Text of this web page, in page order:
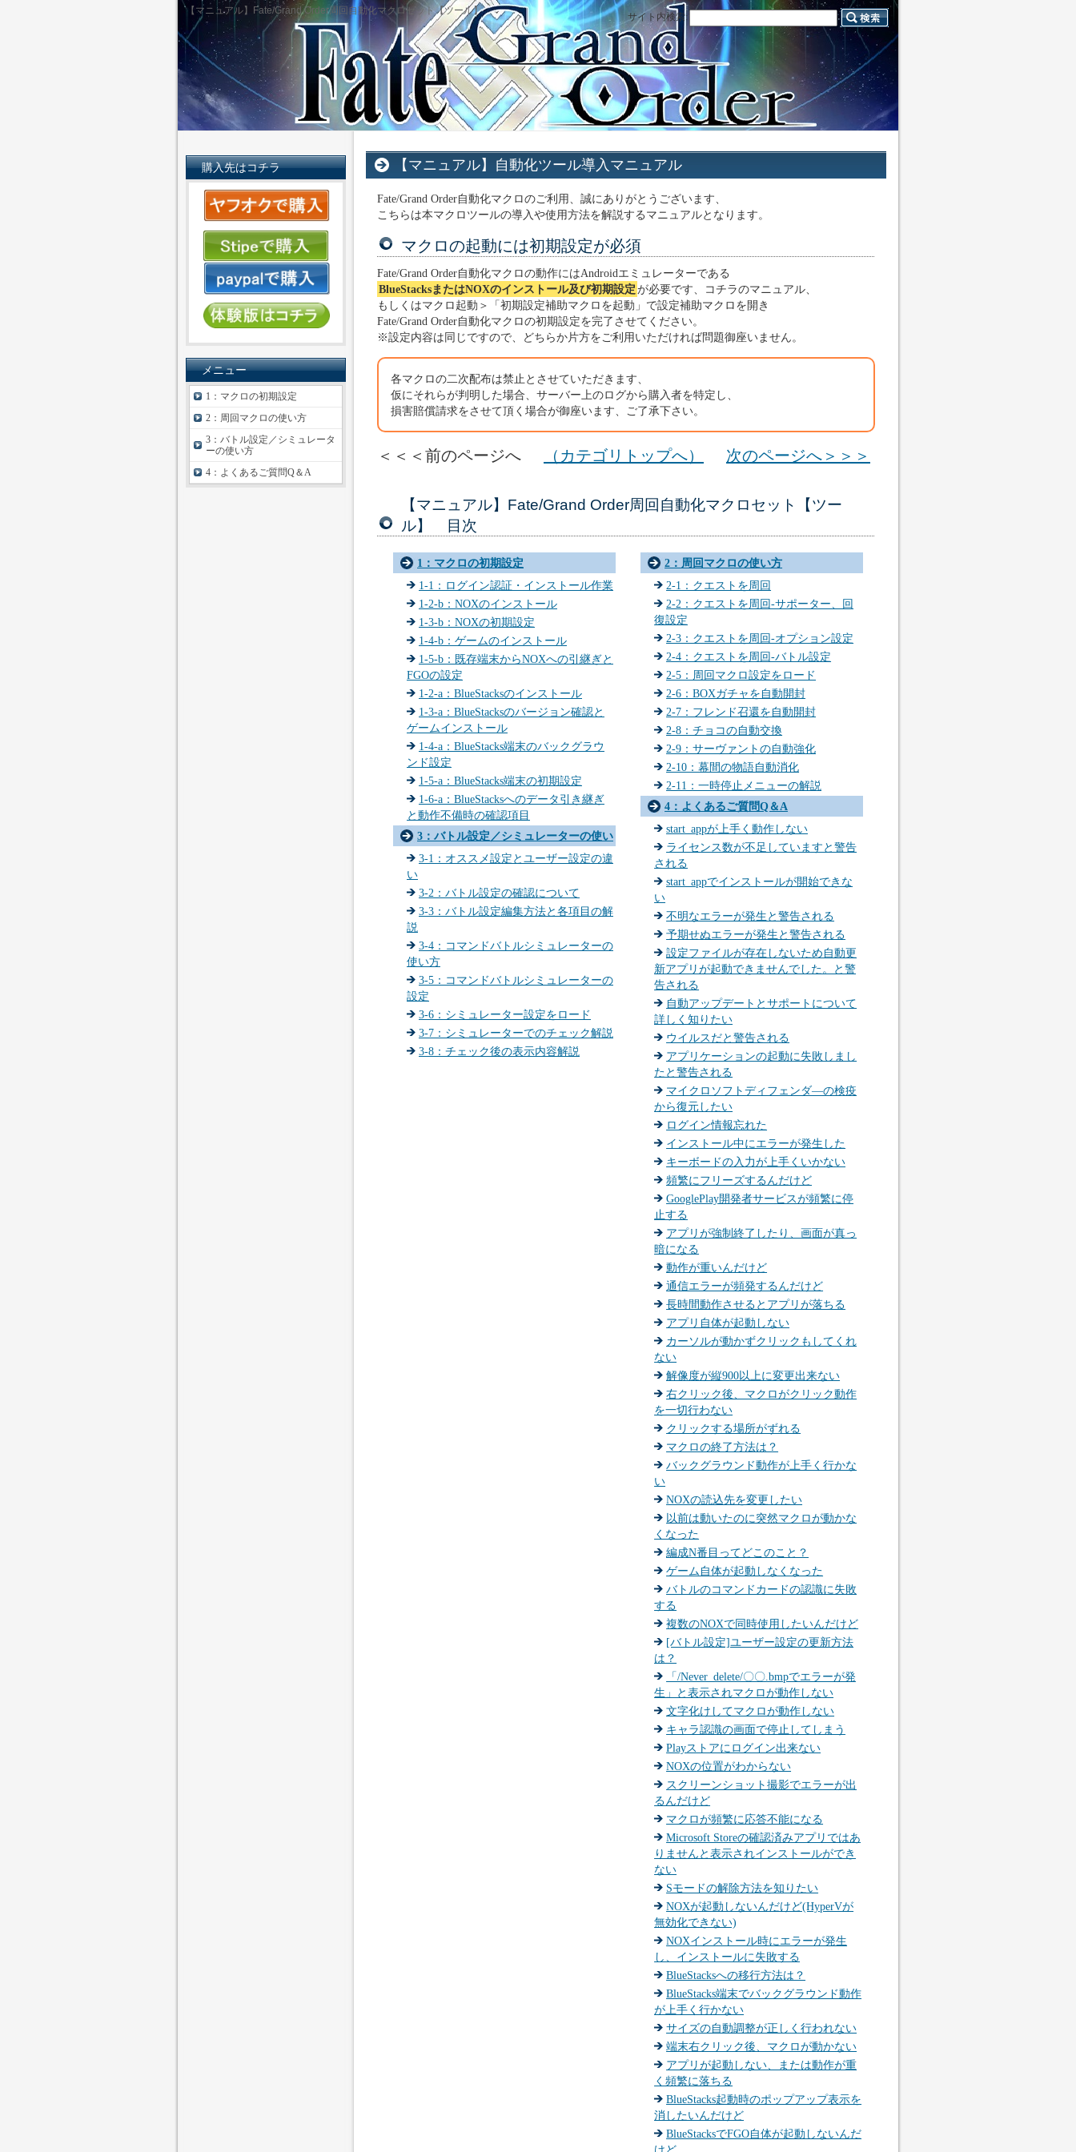
【マニュアル】Fate/Grand Order周回自動化マクロセット【ツール】
【マニュアル】自動化ツール導入マニュアル
Fate/Grand Order自動化マクロのご利用、誠にありがとうございます、
こちらは本マクロツールの導入や使用方法を解説するマニュアルとなります。
マクロの起動には初期設定が必須
Fate/Grand Order自動化マクロの動作にはAndroidエミュレーターである
BlueStacksまたはNOXのインストール及び初期設定が必要です、コチラのマニュアル、
もしくはマクロ起動＞「初期設定補助マクロを起動」で設定補助マクロを開き
Fate/Grand Order自動化マクロの初期設定を完了させてください。
※設定内容は同じですので、どちらか片方をご利用いただければ問題御座いません。
各マクロの二次配布は禁止とさせていただきます、
仮にそれらが判明した場合、サーバー上のログから購入者を特定し、
損害賠償請求をさせて頂く場合が御座います、ご了承下さい。
＜＜＜前のページへ （カテゴリトップへ） 次のページへ＞＞＞
【マニュアル】Fate/Grand Order周回自動化マクロセット【ツー
ル】 目次
1：マクロの初期設定
1-1：ログイン認証・インストール作業
1-2-b：NOXのインストール
1-3-b：NOXの初期設定
1-4-b：ゲームのインストール
1-5-b：既存端末からNOXへの引継ぎと
FGOの設定
1-2-a：BlueStacksのインストール
1-3-a：BlueStacksのバージョン確認と
ゲームインストール
1-4-a：BlueStacks端末のバックグラウ
ンド設定
1-5-a：BlueStacks端末の初期設定
1-6-a：BlueStacksへのデータ引き継ぎ
と動作不備時の確認項目
3：バトル設定／シミュレーターの使い
方
3-1：オススメ設定とユーザー設定の違
い
3-2：バトル設定の確認について
3-3：バトル設定編集方法と各項目の解
説
3-4：コマンドバトルシミュレーターの
使い方
3-5：コマンドバトルシミュレーターの
設定
3-6：シミュレーター設定をロード
3-7：シミュレーターでのチェック解説
3-8：チェック後の表示内容解説
2：周回マクロの使い方
2-1：クエストを周回
2-2：クエストを周回-サポーター、回
復設定
2-3：クエストを周回-オプション設定
2-4：クエストを周回-バトル設定
2-5：周回マクロ設定をロード
2-6：BOXガチャを自動開封
2-7：フレンド召還を自動開封
2-8：チョコの自動交換
2-9：サーヴァントの自動強化
2-10：幕間の物語自動消化
2-11：一時停止メニューの解説
4：よくあるご質問Q＆A
start_appが上手く動作しない
ライセンス数が不足していますと警告
される
start_appでインストールが開始できな
い
不明なエラーが発生と警告される
予期せぬエラーが発生と警告される
設定ファイルが存在しないため自動更
新アプリが起動できませんでした。と警
告される
自動アップデートとサポートについて
詳しく知りたい
ウイルスだと警告される
アプリケーションの起動に失敗しまし
たと警告される
マイクロソフトディフェンダ―の検疫
から復元したい
ログイン情報忘れた
インストール中にエラーが発生した
キーボードの入力が上手くいかない
頻繁にフリーズするんだけど
GooglePlay開発者サービスが頻繁に停
止する
アプリが強制終了したり、画面が真っ
暗になる
動作が重いんだけど
通信エラーが頻発するんだけど
長時間動作させるとアプリが落ちる
アプリ自体が起動しない
カーソルが動かずクリックもしてくれ
ない
解像度が縦900以上に変更出来ない
右クリック後、マクロがクリック動作
を一切行わない
クリックする場所がずれる
マクロの終了方法は？
バックグラウンド動作が上手く行かな
い
NOXの読込先を変更したい
以前は動いたのに突然マクロが動かな
くなった
編成N番目ってどこのこと？
ゲーム自体が起動しなくなった
バトルのコマンドカードの認識に失敗
する
複数のNOXで同時使用したいんだけど
[バトル設定]ユーザー設定の更新方法
は？
「/Never_delete/〇〇.bmpでエラーが発
生」と表示されマクロが動作しない
文字化けしてマクロが動作しない
キャラ認識の画面で停止してしまう
Playストアにログイン出来ない
NOXの位置がわからない
スクリーンショット撮影でエラーが出
るんだけど
マクロが頻繁に応答不能になる
Microsoft Storeの確認済みアプリではあ
りませんと表示されインストールができ
ない
Sモードの解除方法を知りたい
NOXが起動しないんだけど(HyperVが
無効化できない)
NOXインストール時にエラーが発生
し、インストールに失敗する
BlueStacksへの移行方法は？
BlueStacks端末でバックグラウンド動作
が上手く行かない
サイズの自動調整が正しく行われない
端末右クリック後、マクロが動かない
アプリが起動しない、または動作が重
く頻繁に落ちる
BlueStacks起動時のポップアップ表示を
消したいんだけど
BlueStacksでFGO自体が起動しないんだ
購入先はコチラ
メニュー
1：マクロの初期設定
2：周回マクロの使い方
3：バトル設定／シミュレータ
ーの使い方
4：よくあるご質問Q＆A
サイト内検索: